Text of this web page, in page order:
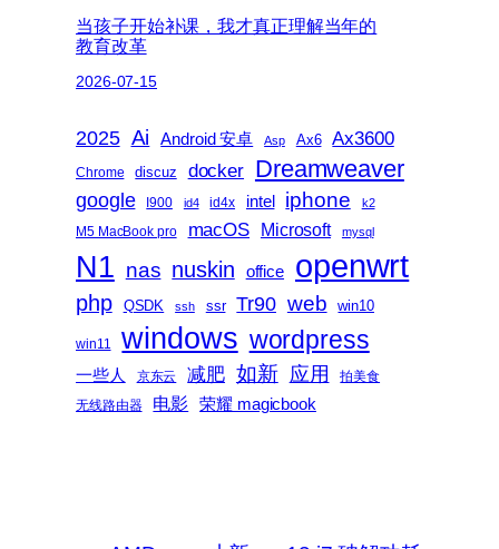
当孩子开始补课，我才真正理解当年的
教育改革
2026-07-15
2025 Ai Android 安卓 Asp Ax6 Ax3600
Chrome discuz docker Dreamweaver
google I900 id4 id4x intel iphone k2
M5 MacBook pro macOS Microsoft mysql
N1 nas nuskin office openwrt
php QSDK ssh ssr Tr90 web win10
win11 windows wordpress
一些人 京东云 减肥 如新 应用
拍美食
无线路由器
电影 荣耀 magicbook